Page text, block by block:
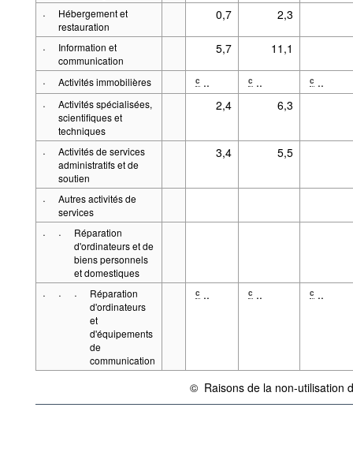
·
Hébergement et
restauration
0,7 2,3
·
Information et
communication
5,7 11,1
· Activités immobilières c .. c .. c ..
·
Activités spécialisées,
scientifiques et
techniques
2,4 6,3
·
Activités de services
administratifs et de
soutien
3,4 5,5
·
Autres activités de
services
· ·
Réparation
d'ordinateurs et de
biens personnels
et domestiques
· · ·
Réparation
d'ordinateurs
et
d'équipements
de
communication
c .. c .. c ..
©
{link} Conditions d'utilisation
Raisons de la non-utilisation